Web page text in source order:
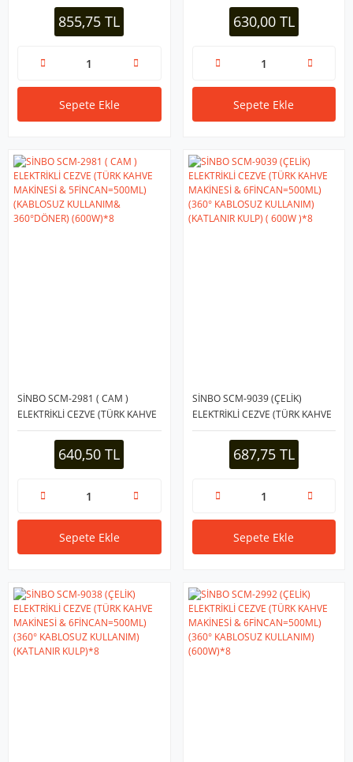
(360° KABLOSUZ KULLANIM)
(KATLANIR KULP) (700W)*8
855,75 TL
Sepete Ekle
) 700W (5 FİNCAN & 400ML)*10
630,00 TL
Sepete Ekle
SİNBO SCM-2981 ( CAM )
ELEKTRİKLİ CEZVE (TÜRK KAHVE
MAKİNESİ & 5FİNCAN=500ML)
(KABLOSUZ KULLANIM&
360°DÖNER) (600W)*8
640,50 TL
Sepete Ekle
SİNBO SCM-9039 (ÇELİK)
ELEKTRİKLİ CEZVE (TÜRK KAHVE
MAKİNESİ & 6FİNCAN=500ML)
(360° KABLOSUZ KULLANIM)
(KATLANIR KULP) ( 600W )*8
687,75 TL
Sepete Ekle